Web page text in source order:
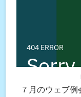
７月のウェブ